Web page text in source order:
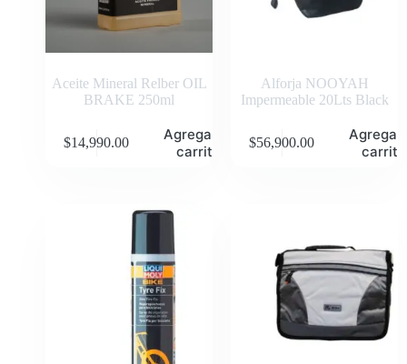
Aceite Mineral Relber OIL
BRAKE 250ml
$14,990.00
Agregar al
carrito
Alforja NOOYAH
Impermeable 20Lts Black
$56,900.00
Agregar
carrito